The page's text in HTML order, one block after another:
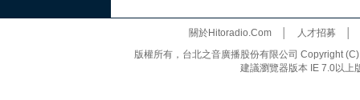
關於Hitoradio.Com│ 人才招募
版權所有，台北之音廣播股份有限公司 Copyright
建議瀏覽器版本 IE 7.0以上